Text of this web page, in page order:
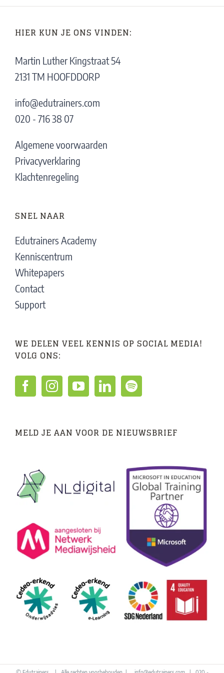
HIER KUN JE ONS VINDEN:
Martin Luther Kingstraat 54
2131 TM HOOFDDORP
info@edutrainers.com
020 - 716 38 07
Algemene voorwaarden
Privacyverklaring
Klachtenregeling
SNEL NAAR
Edutrainers Academy
Kenniscentrum
Whitepapers
Contact
Support
WE DELEN VEEL KENNIS OP SOCIAL MEDIA!
VOLG ONS:
MELD JE AAN VOOR DE NIEUWSBRIEF